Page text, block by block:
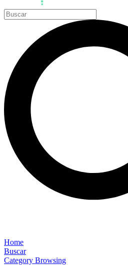
Home
Buscar
Category Browsing